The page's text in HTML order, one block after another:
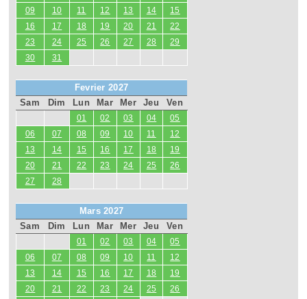
09
10 11 12 13 14
15
16
17 18 19 20 21
22
23
24 25 26 27 28
29
30
31
Fevrier 2027
Sam
Dim Lun Mar Mer Jeu Ven
01 02 03 04
05
06
07 08 09 10 11
12
13
14 15 16 17 18
19
20
21 22 23 24 25
26
27
28
Mars 2027
Sam
Dim Lun Mar Mer Jeu Ven
01 02 03 04
05
06
07 08 09 10 11
12
13
14 15 16 17 18
19
20
21 22 23 24 25
26